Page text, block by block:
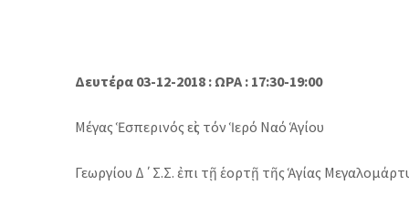
Δευτέρα 03-12-2018 : ΩΡΑ : 17:30-19:00
Μέγας Ἑσπερινός εἰς τόν Ἱερό Ναό Ἁγίου
Γεωργίου Δ΄Σ.Σ. ἐπι τῇ ἑορτῇ τῆς Ἁγίας